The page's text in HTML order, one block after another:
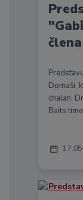
17 05
Domaši,
chalan.
Baits